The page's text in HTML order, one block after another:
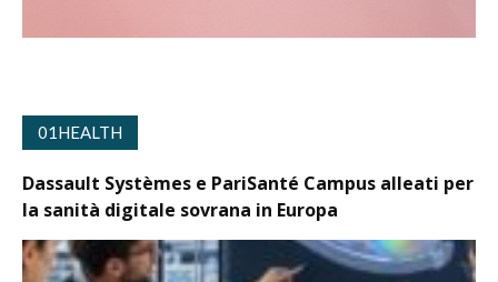
01HEALTH
Dassault Systèmes e PariSanté Campus alleati per
la sanità digitale sovrana in Europa